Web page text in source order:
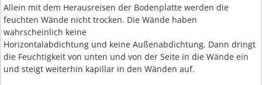
Allein mit dem Herausreisen der Bodenplatte werden die
feuchten Wände nicht trocken. Die Wände haben
wahrscheinlich keine
Horizontalabdichtung und keine Außenabdichtung. Dann dringt
die Feuchtigkeit von unten und von der Seite in die Wände ein
und steigt weiterhin kapillar in den Wänden auf.